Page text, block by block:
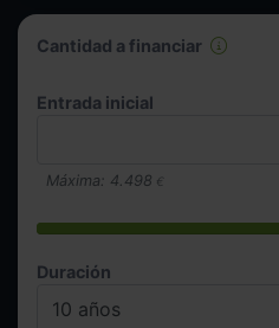
Cantidad a financiar
Entrada inicial
Máxima: 4.498 €
Duración